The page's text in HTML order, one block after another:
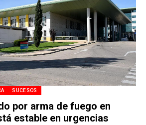
SUCESOS
por arma de fuego en
estable en urgencias